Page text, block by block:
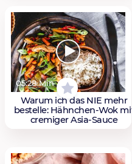
05:28 Min
Warum ich das NIE mehr
bestelle: Hähnchen-Wok mit
cremiger Asia-Sauce